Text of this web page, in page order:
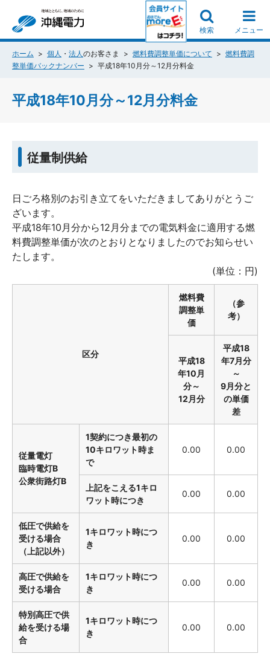
検索 メニュー
ホーム 個人 ・ 法人のお客さま 燃料費調整単価について
燃料費調
整単価バックナンバー
平成18年10月分～12月分料金
平成18年10月分～12月分料金
従量制供給
日ごろ格別のお引き立てをいただきましてありがとうご
ざいます。
平成18年10月分から12月分までの電気料金に適用する燃
料費調整単価が次のとおりとなりましたのでお知らせい
たします。
(単位：円)
区分
燃料費
調整単
価
（参
考）
平成18
年10月
分～
12月分
平成18
年7月分
～
9月分と
の単価
差
従量電灯
臨時電灯B
公衆街路灯B
1契約につき最初の
10キロワット時ま
で
0.00 0.00
上記をこえる1キロ
ワット時につき
0.00 0.00
低圧で供給を
受ける場合
（上記以外）
1キロワット時につ
き
0.00 0.00
高圧で供給を
受ける場合
1キロワット時につ
き
0.00 0.00
特別高圧で供
給を受ける場
合
1キロワット時につ
き
0.00 0.00